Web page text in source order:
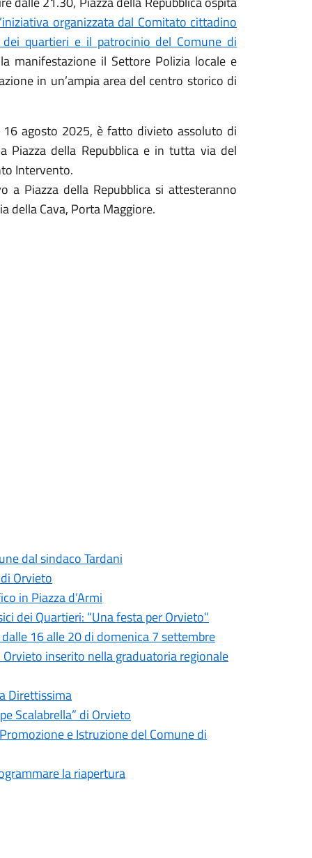
organizzata dal Comitato cittadino
quartieri e il patrocinio del Comune di
manifestazione il Settore Polizia locale e
in un’ampia area del centro storico di
agosto 2025, è fatto divieto assoluto di
Piazza della Repubblica e in tutta via del
Intervento.
a Piazza della Repubblica si attesteranno
della Cava, Porta Maggiore.
dal sindaco Tardani
Orvieto
in Piazza d’Armi
dei Quartieri: “Una festa per Orvieto”
16 alle 20 di domenica 7 settembre
inserito nella graduatoria regionale
Direttissima
Scalabrella” di Orvieto
e Istruzione del Comune di
la riapertura